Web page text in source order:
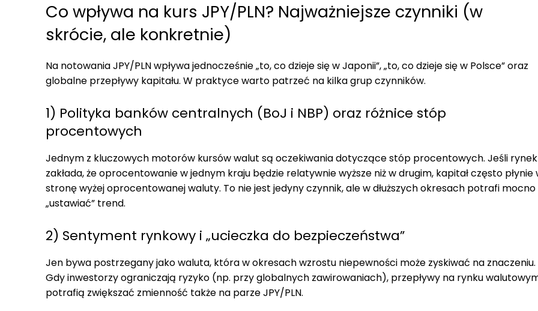
Co wpływa na kurs JPY/PLN? Najważniejsze czynniki (w
skrócie, ale konkretnie)
Na notowania JPY/PLN wpływa jednocześnie „to, co dzieje się w Japonii”, „to, co dzieje się w Polsce” oraz
globalne przepływy kapitału. W praktyce warto patrzeć na kilka grup czynników.
1) Polityka banków centralnych (BoJ i NBP) oraz różnice stóp
procentowych
Jednym z kluczowych motorów kursów walut są oczekiwania dotyczące stóp procentowych. Jeśli rynek
zakłada, że oprocentowanie w jednym kraju będzie relatywnie wyższe niż w drugim, kapitał często płynie
stronę wyżej oprocentowanej waluty. To nie jest jedyny czynnik, ale w dłuższych okresach potrafi mocno
„ustawiać” trend.
2) Sentyment rynkowy i „ucieczka do bezpieczeństwa”
Jen bywa postrzegany jako waluta, która w okresach wzrostu niepewności może zyskiwać na znaczeniu.
Gdy inwestorzy ograniczają ryzyko (np. przy globalnych zawirowaniach), przepływy na rynku
potrafią zwiększać zmienność także na parze JPY/PLN.